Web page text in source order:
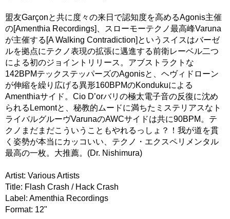
盟友Garçonと共に度々の来日で認知度を高めるAgonis主催
の[Amenthia Recordings]、スローモーテクノ最高峰Varuna
が主催する[A Walking Contradiction]というスイスはバーゼ
ルを拠点にテクノ表現の拡張に邁進する前衛レーベル二つ
による初のジョイントリリース。アブストラクトな
142BPMテックステッパーズのAgonisと、ヘヴィドローン
が伸縮を繰り広げる異形160BPMのKondukuによる
Amenthiaサイド。Cio D’orバリの極太電子音の反復に沈め
られるLemontと、秘教的ムードに満ちたミステリアスなト
ライバルグルーヴVarunaのAWCサイドは共に90BPM。テ
クノまだまだこういうこともやれるっしょ？！我が道を貫
く姿勢が本当にカッコいい、テクノ・エクスペリメンタル
最高の一枚。大推薦。(Dr. Nishimura)
Artist: Various Artists
Title: Flash Crash / Hack Crash
Label: Amenthia Recordings
Format: 12"